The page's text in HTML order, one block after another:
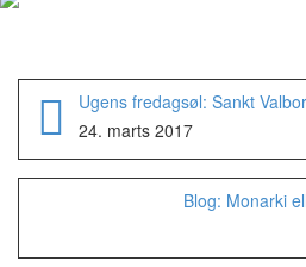
Ugens fredagsøl: Sankt
24. marts 2017
Blog: Monarki